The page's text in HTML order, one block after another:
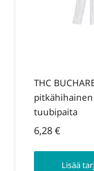
THC
tuubipaita
6,28€
Lisää